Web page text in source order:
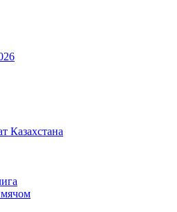
Казахстана